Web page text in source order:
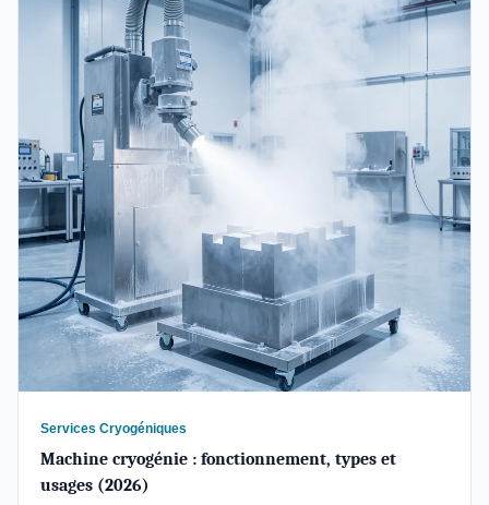
Services Cryogéniques
Machine cryogénie : fonctionnement, types et
usages (2026)